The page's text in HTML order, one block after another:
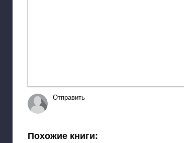
Отправить
Похожие книги: